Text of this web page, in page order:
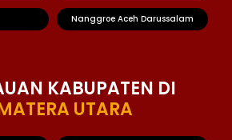
Nanggroe Aceh Darussalam
KABUPATEN DI
UTARA